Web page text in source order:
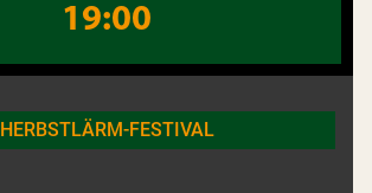
19:00
HERBSTLÄRM-FESTIVAL